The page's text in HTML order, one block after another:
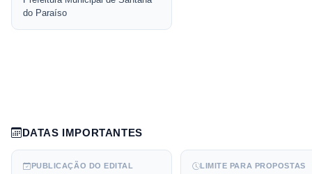
do Paraíso
DATAS IMPORTANTES
PUBLICAÇÃO DO EDITAL LIMITE PARA PROPOSTAS